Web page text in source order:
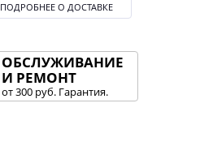
ПОДРОБНЕЕ О ДОСТАВКЕ
ОБСЛУЖИВАНИЕ
И РЕМОНТ
от 300 руб. Гарантия.